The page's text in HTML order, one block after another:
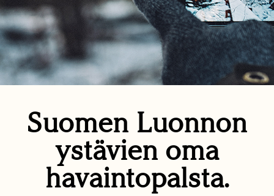
Suomen Luonnon
ystävien oma
havaintopalsta.